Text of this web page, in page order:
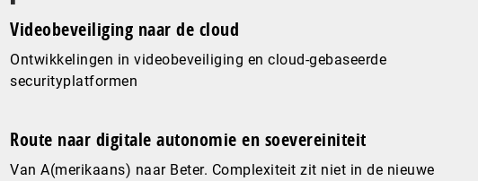
Videobeveiliging naar de cloud
Ontwikkelingen in videobeveiliging en cloud-gebaseerde
securityplatformen
Route naar digitale autonomie en soevereiniteit
Van A(merikaans) naar Beter. Complexiteit zit niet in de nieuwe